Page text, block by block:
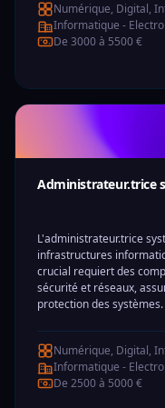
Numérique, Digital,
Informatique -
De 3000 à 5500 €
Administrateur.trice
L'administrateur.trice
infrastructures
crucial requiert des
sécurité et réseaux,
protection des systèmes.
Numérique, Digital,
Informatique -
De 2500 à 5000 €